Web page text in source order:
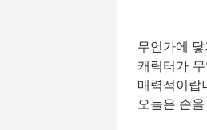
무언가에
캐릭터가
매력적이랍
오늘은 손